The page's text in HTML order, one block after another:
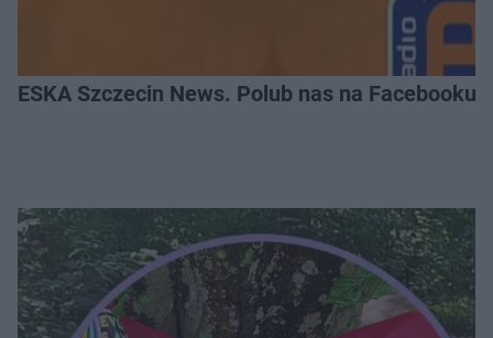
ESKA Szczecin News. Polub nas na Facebooku!